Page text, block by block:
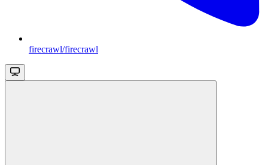
firecrawl/firecrawl